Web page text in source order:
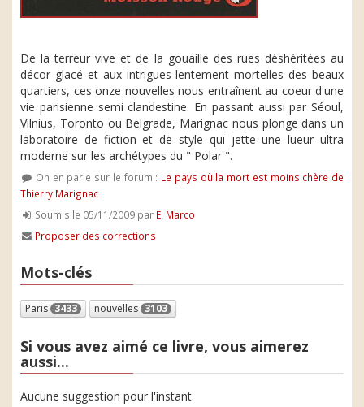
De la terreur vive et de la gouaille des rues déshéritées au
décor glacé et aux intrigues lentement mortelles des beaux
quartiers, ces onze nouvelles nous entraînent au coeur d'une
vie parisienne semi clandestine. En passant aussi par Séoul,
Vilnius, Toronto ou Belgrade, Marignac nous plonge dans un
laboratoire de fiction et de style qui jette une lueur ultra
moderne sur les archétypes du " Polar ".
On en parle sur le forum : Le pays où la mort est moins chère de
Thierry Marignac
Soumis le 05/11/2009 par El Marco
Proposer des corrections
Mots-clés
Paris 3433 nouvelles 3103
Si vous avez aimé ce livre, vous aimerez
aussi...
Aucune suggestion pour l'instant.